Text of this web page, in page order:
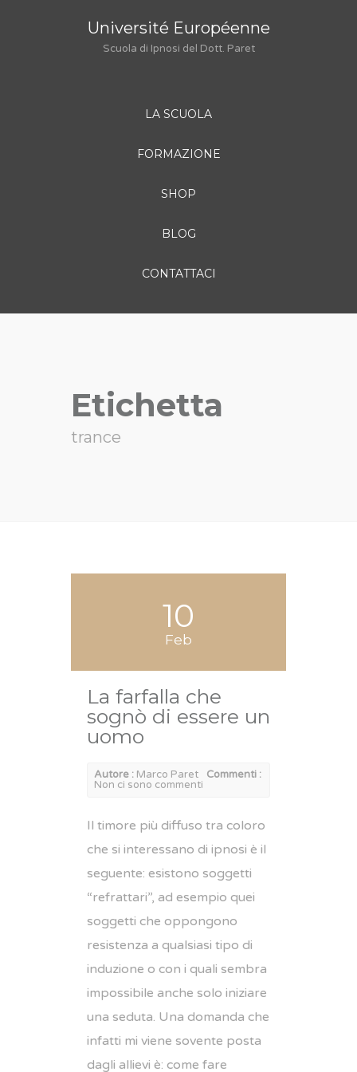
Université Européenne
Scuola di Ipnosi del Dott. Paret
LA SCUOLA
FORMAZIONE
SHOP
BLOG
CONTATTACI
Etichetta
trance
10
Feb
La farfalla che
sognò di essere un
uomo
Autore : Marco Paret
Commenti :
Non ci sono commenti
Il timore più diffuso tra coloro
che si interessano di ipnosi è il
seguente: esistono soggetti
“refrattari”, ad esempio quei
soggetti che oppongono
resistenza a qualsiasi tipo di
induzione o con i quali sembra
impossibile anche solo iniziare
una seduta. Una domanda che
infatti mi viene sovente posta
dagli allievi è: come fare